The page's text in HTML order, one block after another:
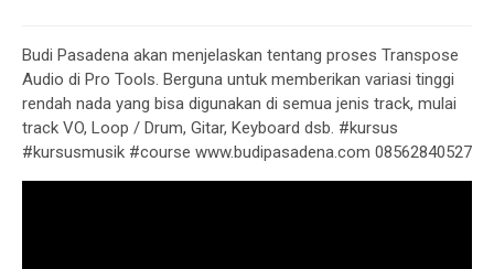
Budi Pasadena akan menjelaskan tentang proses Transpose
Audio di Pro Tools. Berguna untuk memberikan variasi tinggi
rendah nada yang bisa digunakan di semua jenis track, mulai
track VO, Loop / Drum, Gitar, Keyboard dsb. #kursus
#kursusmusik #course www.budipasadena.com 08562840527